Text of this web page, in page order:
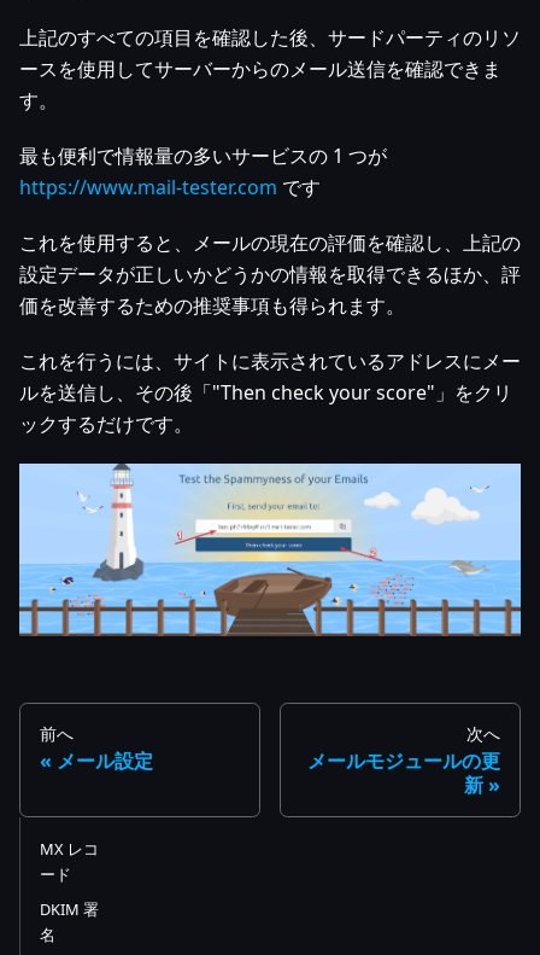
上記のすべての項目を確認した後、サードパーティのリソ
ースを使用してサーバーからのメール送信を確認できま
す。
最も便利で情報量の多いサービスの 1 つが
https://www.mail-tester.com です
これを使用すると、メールの現在の評価を確認し、上記の
設定データが正しいかどうかの情報を取得できるほか、評
価を改善するための推奨事項も得られます。
これを行うには、サイトに表示されているアドレスにメー
ルを送信し、その後「"Then check your score"」をクリ
ックするだけです。
前へ
メール設定
次へ
メールモジュールの更
新
MX レコ
ード
DKIM 署
名